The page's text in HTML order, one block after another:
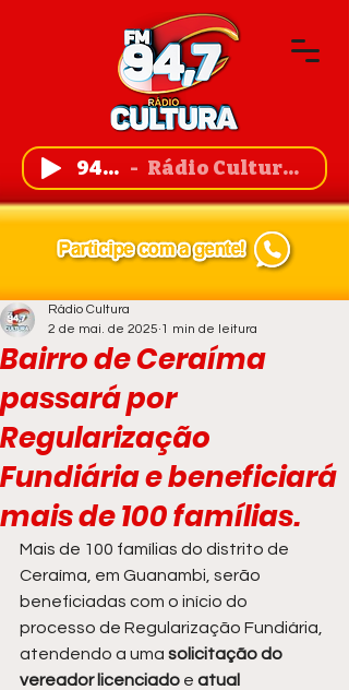
94,7 FM Rádio Cultura de Guanambi
Bairro de Ceraíma
passará por
Regularização
Fundiária e beneficiará
mais de 100 famílias.
Rádio Cultura
2 de mai. de 2025 1 min de leitura
Mais de 100 famílias do distrito de
Ceraíma, em Guanambi, serão
beneficiadas com o início do
processo de Regularização Fundiária,
atendendo a uma solicitação do
vereador licenciado e atual